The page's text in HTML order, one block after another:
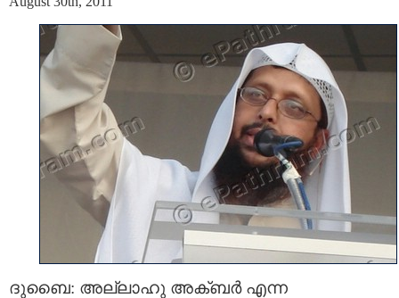
ദുബൈ: അല്ലാഹു അക്ബര്‍ എന്ന